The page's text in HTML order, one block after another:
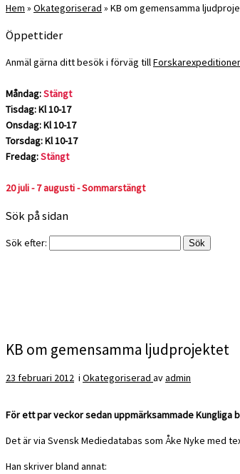
Hem » Okategoriserad » KB om gemensamma
Öppettider
Anmäl gärna ditt besök i förväg till
Måndag:Stängt
Tisdag: Kl 10-17
Onsdag: Kl 10-17
Torsdag: Kl 10-17
Fredag:Stängt
20 juli - 7 augusti - Sommarstängt
Sök på sidan
Sök efter:
KB om gemensamma ljudprojektet
23 februari 2012 i Okategoriserad avadmin
För ett par veckor sedan uppmärksammade
Det är via Svensk Mediedatabas som Åke Nyke med
Han skriver bland annat: